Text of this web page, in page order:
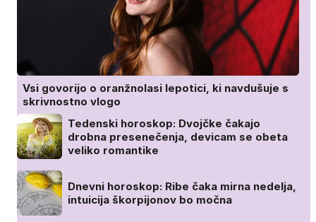
Vsi govorijo o oranžnolasi lepotici, ki navdušuje s
skrivnostno vlogo
Tedenski horoskop: Dvojčke čakajo
drobna presenečenja, devicam se obeta
veliko romantike
Dnevni horoskop: Ribe čaka mirna nedelja,
intuicija škorpijonov bo močna